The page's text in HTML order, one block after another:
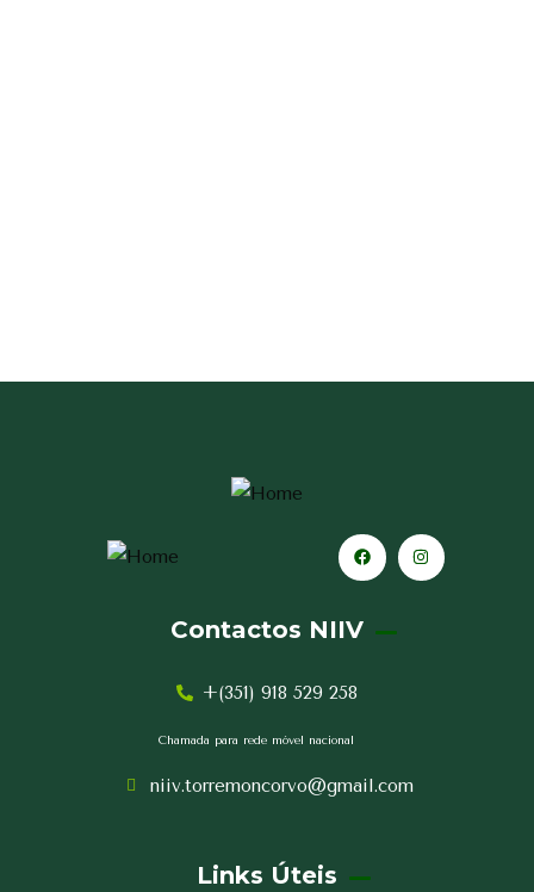
Contactos NIIV
+(351) 918 529 258
Chamada para rede móvel nacional
niiv.torremoncorvo@gmail.com
Links Úteis